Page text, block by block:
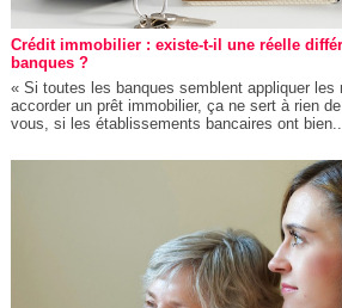
Crédit immobilier : existe-t-il une réelle
banques ?
« Si toutes les banques semblent appliquer les
accorder un prêt immobilier, ça ne sert à rien
vous, si les établissements bancaires ont bien...